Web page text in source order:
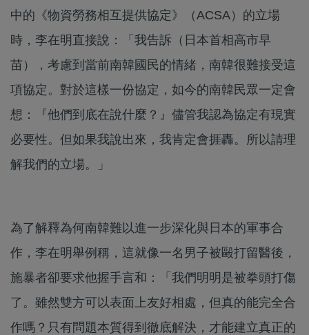
中的《物資勞務相互提供協定》（ACSA）的立場
時，李在明直接說：「我告訴（日本首相高市早
苗），考慮到當前南韓國民的情緒，南韓很難接受這
項協定。對於這樣一份協定，如今的南韓民眾一定會
想：『他們到底在說什麼？』儘管我認為協定有現實
必要性。但如果我說出來，我肯定會捱轟。所以請理
解我們的立場。」
為了解釋為何南韓難以進一步深化與日本的軍事合
作，李在明舉例稱，這就像一名男子被毆打留醫後，
施暴者卻要求他握手言和：「我們明明是被拳頭打傷
了。雖然雙方可以表面上友好相處，但真的能完全合
作嗎？只有問題本質得到徹底解決，才能建立真正的